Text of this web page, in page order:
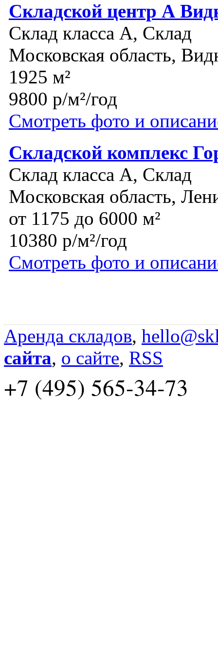
Складской центр А
Склад класса A, Склад
Московская область,
1925 м²
9800 р/м²/год
Смотреть фото и
Складской комплекс
Склад класса A, Склад
Московская область,
от 1175 до 6000 м²
10380 р/м²/год
Смотреть фото и
Аренда складов,
сайта, о сайте, RSS
+7 (495) 565-34-73